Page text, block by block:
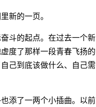
新的一页。
斗的起点。在过去一个新
度了那样一段青春飞扬的
己到底该做什么、自己需
添了一两个小插曲。以前